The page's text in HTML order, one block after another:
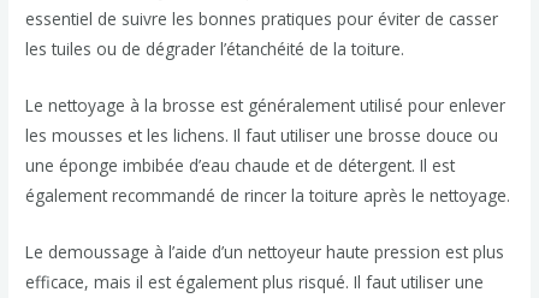
essentiel de suivre les bonnes pratiques pour éviter de casser
les tuiles ou de dégrader l’étanchéité de la toiture.
Le nettoyage à la brosse est généralement utilisé pour enlever
les mousses et les lichens. Il faut utiliser une brosse douce ou
une éponge imbibée d’eau chaude et de détergent. Il est
également recommandé de rincer la toiture après le nettoyage.
Le demoussage à l’aide d’un nettoyeur haute pression est plus
efficace, mais il est également plus risqué. Il faut utiliser une